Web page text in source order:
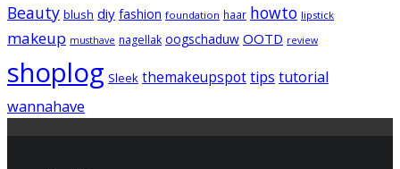
Beauty blush diy fashion foundation haar howto lipstick
makeup musthave nagellak oogschaduw OOTD review
shoplog Sleek themakeupspottips tutorial
wannahave